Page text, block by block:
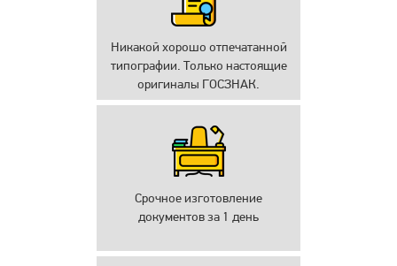
Никакой хорошо отпечатанной
типографии. Только настоящие
оригиналы ГОСЗНАК.
Срочное изготовление
документов за 1 день